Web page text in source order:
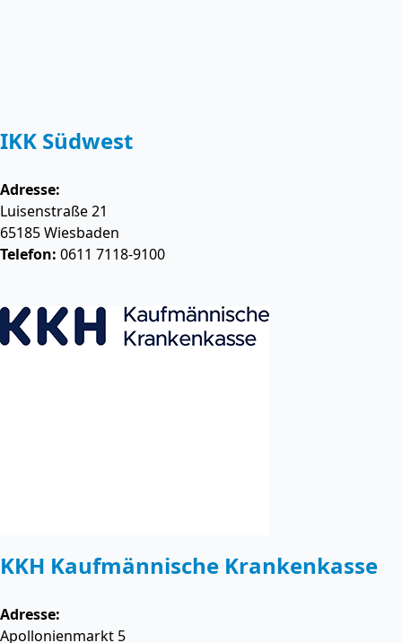
IKK Südwest
Adresse:
Luisenstraße 21
65185Wiesbaden
Telefon: 0611 7118-9100
KKH Kaufmännische Krankenkasse
Adresse:
Apollonienmarkt 5